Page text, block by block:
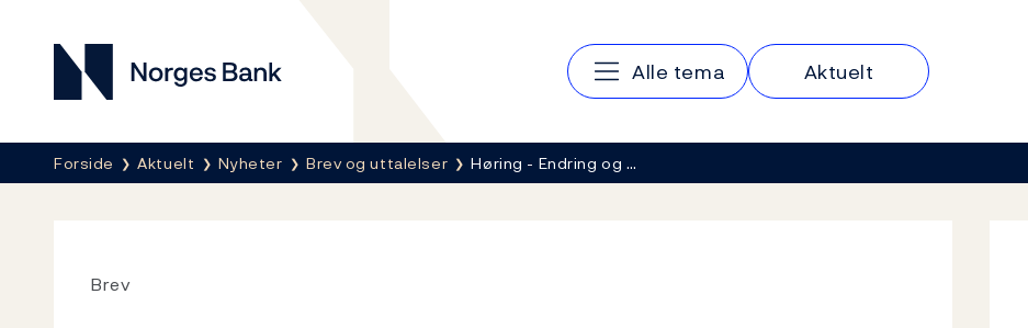
Norges Bank
Hovedmeny
Alle tema Aktuelt
Her er du nå:
Forside Aktuelt Nyheter Brev og uttalelser Høring - Endring og …
Brev